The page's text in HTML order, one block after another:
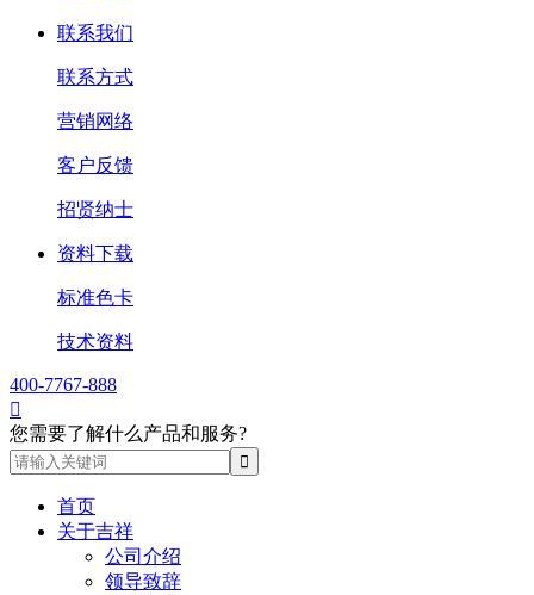
联系我们
联系方式
营销网络
客户反馈
招贤纳士
资料下载
标准色卡
技术资料
400-7767-888

您需要了解什么产品和服务?
首页
关于吉祥
公司介绍
领导致辞